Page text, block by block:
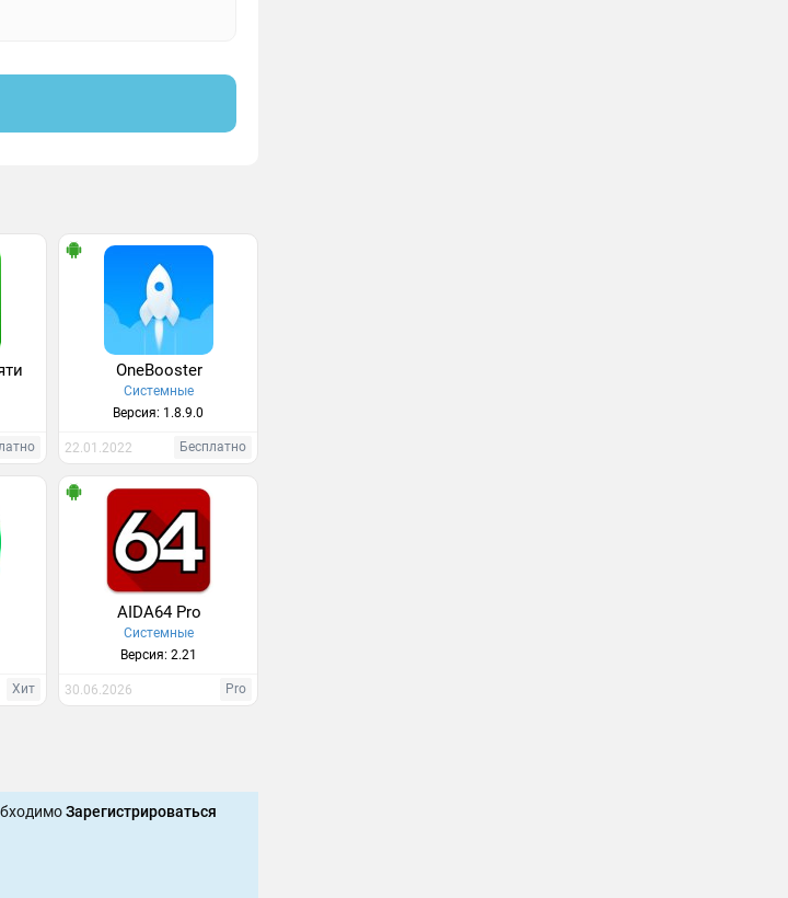
OneBooster
Системные
Версия: 1.8.9.0
22.01.2022 Бесплатно
Хит
AIDA64 Pro
Системные
Версия: 2.21
30.06.2026 Pro
Зарегистрироваться